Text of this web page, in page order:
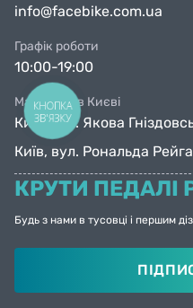
info@facebike.com.ua
Графік роботи
10:00-19:00
Магазини в Києві
Київ, вул. Якова
Київ, вул. Рональда
КРУТИ ПЕДАЛІ
Будь з нами в тусовці і першим
КНОПКА
ЗВ'ЯЗКУ